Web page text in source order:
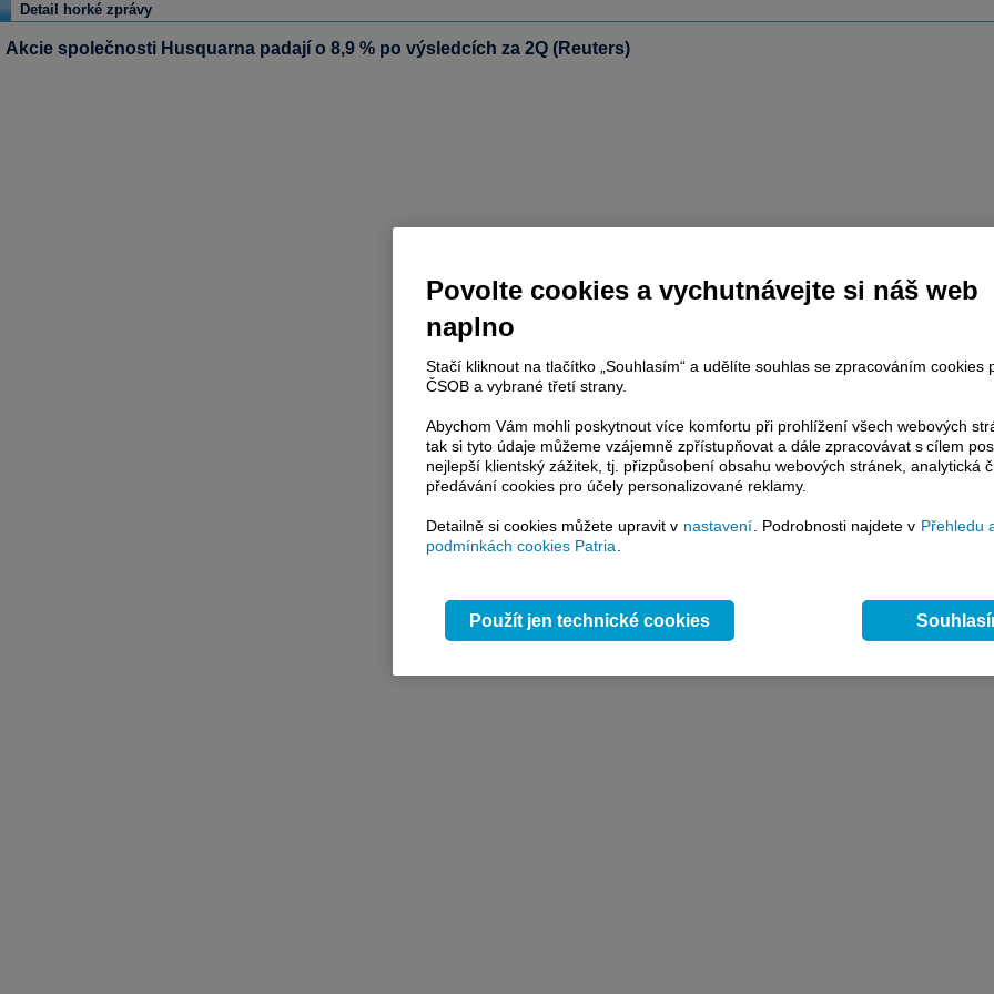
Detail horké zprávy
Akcie společnosti Husquarna padají o 8,9 % po výsledcích za 2Q (Reuters)
Povolte cookies a vychutnávejte si náš web
naplno
Stačí kliknout na tlačítko „Souhlasím“ a udělíte souhlas se zpracováním cookies
ČSOB a vybrané třetí strany.
Abychom Vám mohli poskytnout více komfortu při prohlížení všech webových
tak si tyto údaje můžeme vzájemně zpřístupňovat a dále zpracovávat s cílem
nejlepší klientský zážitek, tj. přizpůsobení obsahu webových stránek, analytická
předávání cookies pro účely personalizované reklamy.
Detailně si cookies můžete upravit v nastavení . Podrobnosti najdete v Přehledu
podmínkách cookies Patria
Použít jen technické cookies